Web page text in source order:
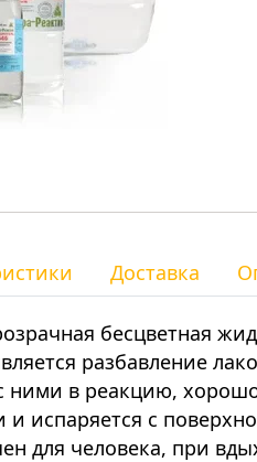
Доставка
бесцветная
разбавление
ними в реакцию,
испаряется с
для человека, при